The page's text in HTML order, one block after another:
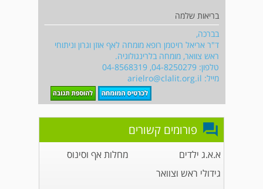
בריאות שלמה
בברכה,
ד"ר אריאל רויטמן רופא מומחה לאף אוזן וגרון וניתוחי
ראש צוואר, מומחה בלרינגולוגיה.
טלפון: 04-8250279, 04-8568319
מייל: arielro@clalit.org.il
פורומים קשורים
א.א.ג ילדים
מחלות אף וסינוס
גידולי ראש וצוואר